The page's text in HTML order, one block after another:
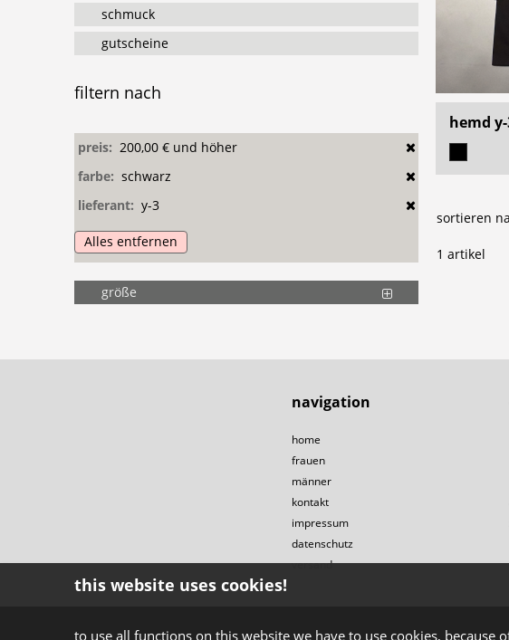
schmuck
gutscheine
filtern nach
preis: 200,00 € und höher
farbe: schwarz
lieferant: y-3
Alles entfernen
größe
hemd
sortieren
1 artikel
navigation
home
frauen
männer
kontakt
impressum
datenschutz
versand
this website uses cookies!
to use all functions on this website we have to use cookies, because